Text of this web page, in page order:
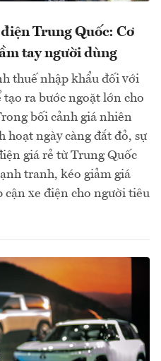
Trung Quốc: Cơ
tay người dùng
thuế nhập khẩu đối với
ra bước ngoặt lớn cho
bối cảnh giá nhiên
hoạt ngày càng đắt đỏ, sự
giá rẻ từ Trung Quốc
tranh, kéo giảm giá
cận xe điện cho người tiêu